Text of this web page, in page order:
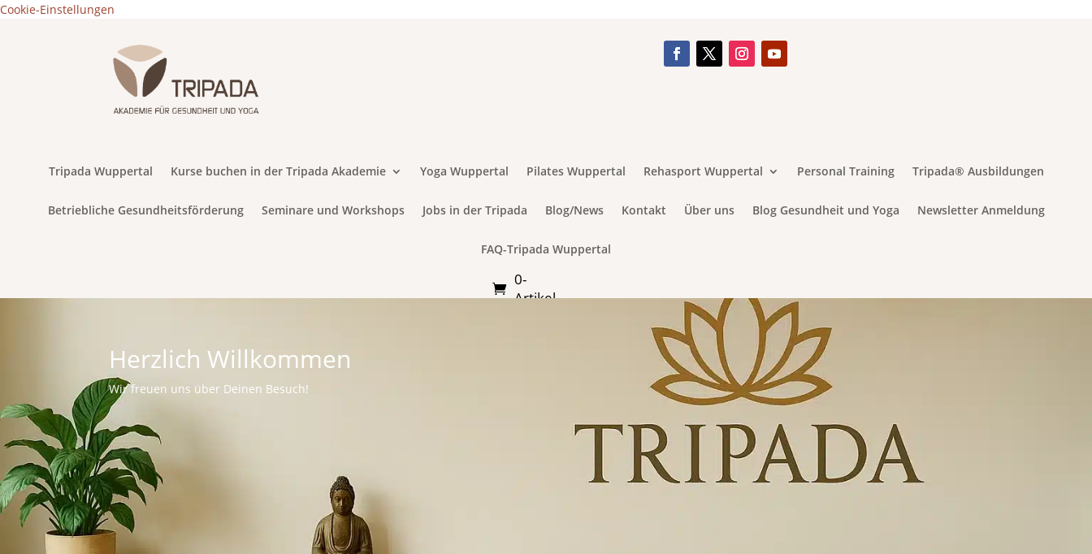
Cookie-Einstellungen
Tripada Wuppertal Kurse buchen in der Tripada Akademie Yoga Wuppertal Pilates Wuppertal Rehasport Wuppertal Personal Training Tripada® Ausbildungen
Betriebliche Gesundheitsförderung Seminare und Workshops Jobs in der Tripada Blog/News Kontakt Über uns Blog Gesundheit und Yoga Newsletter Anmeldung
FAQ-Tripada Wuppertal
0-
Artikel
Herzlich Willkommen
Wir freuen uns über Deinen Besuch!